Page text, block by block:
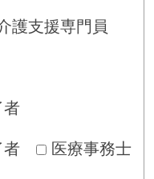
護支援専門員
者
者 医療事務士